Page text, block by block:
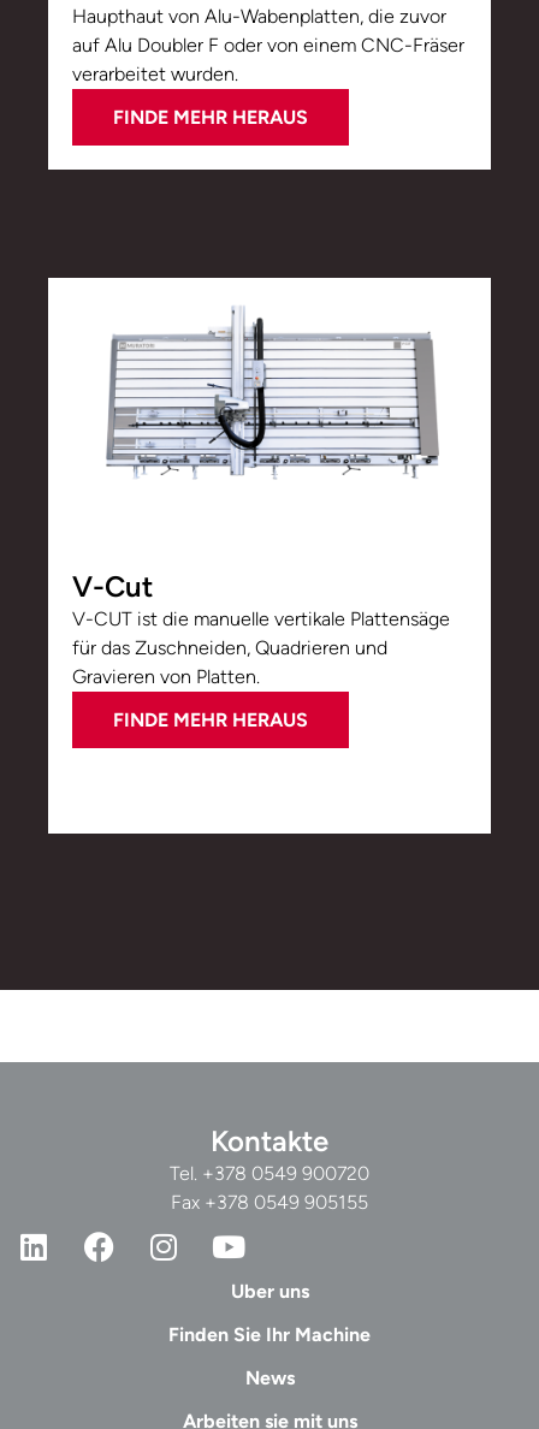
Haupthaut von Alu-Wabenplatten, die zuvor
auf Alu Doubler F oder von einem CNC-Fräser
verarbeitet wurden.
FINDE MEHR HERAUS
V-Cut
V-CUT ist die manuelle vertikale Plattensäge
für das Zuschneiden, Quadrieren und
Gravieren von Platten.
FINDE MEHR HERAUS
Uber uns
Finden Sie Ihr Machine
News
Arbeiten sie mit uns
Kontakte
Tel. +378 0549 900720
Fax +378 0549 905155